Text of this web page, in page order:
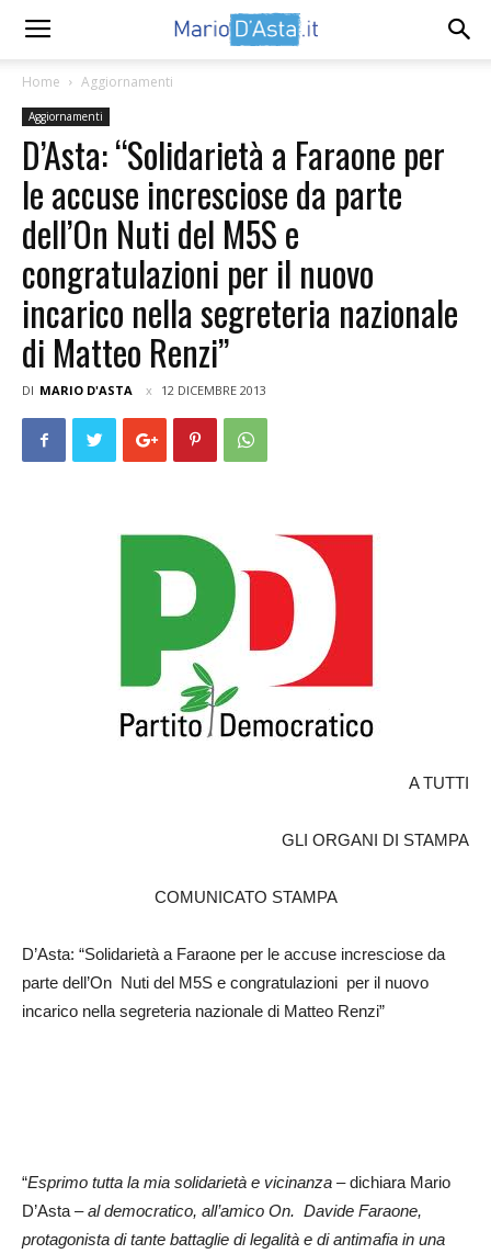
Home Aggiornamenti
Aggiornamenti
D’Asta: “Solidarietà a Faraone per
le accuse incresciose da parte
dell’On Nuti del M5S e
congratulazioni per il nuovo
incarico nella segreteria nazionale
di Matteo Renzi”
DI MARIO D'ASTA 12 DICEMBRE 2013
A TUTTI
GLI ORGANI DI STAMPA
COMUNICATO STAMPA
D’Asta: “Solidarietà a Faraone per le accuse incresciose da
parte dell’On Nuti del M5S e congratulazioni per il nuovo
incarico nella segreteria nazionale di Matteo Renzi”
“Esprimo tutta la mia solidarietà e vicinanza –dichiara Mario
D’Asta – al democratico, all’amico On. Davide Faraone,
protagonista di tante battaglie di legalità e di antimafia in una